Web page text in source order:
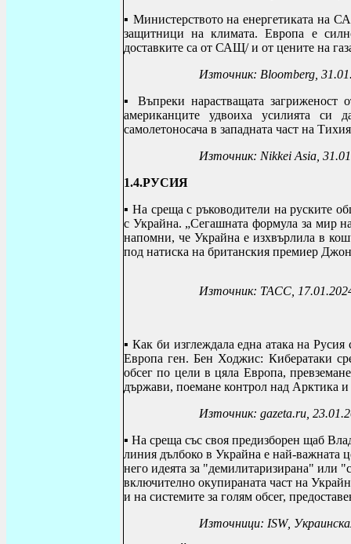
▪ Министерството на енергетиката на
защитници на климата. Европа е
доставките са от САЩ/ и от цените на
Източник: Bloomberg,
▪ Въпреки нарастващата загриженост
американците удвоиха усилията си
самолетоносача в западната част на
Източник: Nikkei Asia ,
1.4.РУСИЯ
▪На среща с ръководители на руските
с Украйна. „Сегашната формула за мир
напомни, че Украйна е изхвърлила в
под натиска на британския премиер
Източник: ТАСС,
▪Как би изглеждала една атака на
Европа ген. Бен Ходжис: Кибератаки
обсег по цели в цяла Европа,
държави, поемане контрол над Арктика и
Източник: gazeta.ru ,
▪ На среща със своя предизборен щаб
линия дълбоко в Украйна е най-важната
него идеята за "демилитаризирана" или
включително окупираната част на
и на системите за голям обсег,
Източници: ISW,